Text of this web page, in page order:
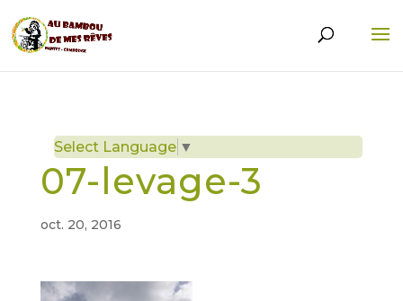
Select Language ▼
07-levage-3
oct. 20, 2016